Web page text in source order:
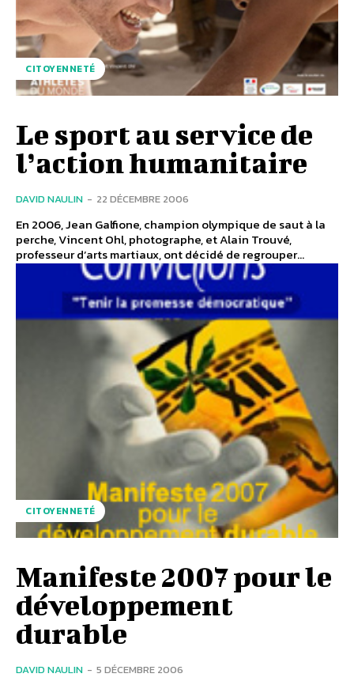
CITOYENNETÉ
Le sport au service de
l’action humanitaire
DAVID NAULIN - 22 DÉCEMBRE 2006
En 2006, Jean Galfione, champion olympique de saut à la
perche, Vincent Ohl, photographe, et Alain Trouvé,
professeur d’arts martiaux, ont décidé de regrouper...
CITOYENNETÉ
Manifeste 2007 pour le
développement
durable
DAVID NAULIN - 5 DÉCEMBRE 2006